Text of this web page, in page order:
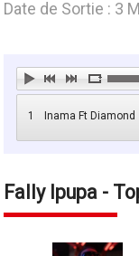
Date de Sortie : 3
1 Inama Ft Diamond
Fally Ipupa -